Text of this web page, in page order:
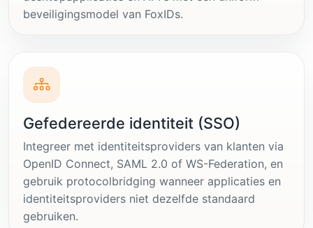
beveiligingsmodel van FoxIDs.
Gefedereerde identiteit (SSO)
Integreer met identiteitsproviders van klanten via
OpenID Connect, SAML 2.0 of WS-Federation, en
gebruik protocolbridging wanneer applicaties en
identiteitsproviders niet dezelfde standaard
gebruiken.